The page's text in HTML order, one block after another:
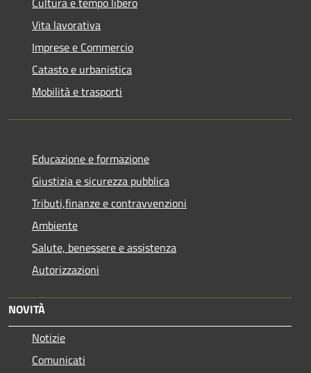
Vita lavorativa
Imprese e Commercio
Catasto e urbanistica
Mobilità e trasporti
Educazione e formazione
Giustizia e sicurezza pubblica
Tributi,finanze e contravvenzioni
Ambiente
Salute, benessere e assistenza
Autorizzazioni
NOVITÀ
Notizie
Comunicati